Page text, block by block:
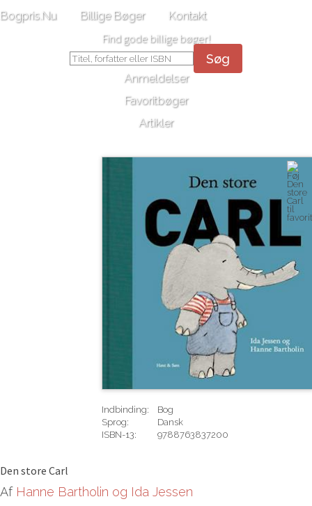
Bogpris.Nu Billige Bøger Kontakt
Find gode billige bøger!
Søg
Anmeldelser
Favoritbøger
Artikler
Indbinding:
Bog
Sprog:
Dansk
ISBN-13:
9788763837200
Den store Carl
Af Hanne Bartholin og Ida Jessen